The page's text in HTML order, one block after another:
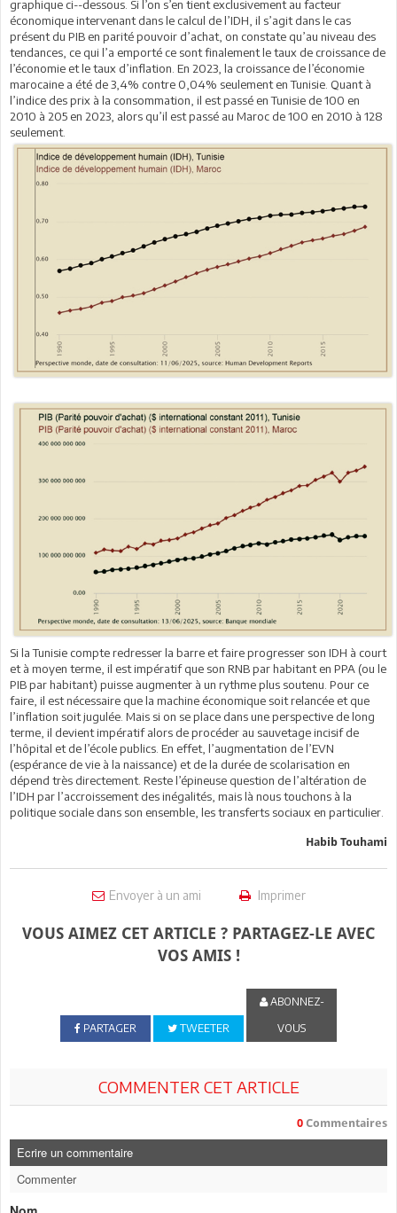
graphique ci--dessous. Si l’on s’en tient exclusivement au facteur
économique intervenant dans le calcul de l’IDH, il s’agit dans le cas
présent du PIB en parité pouvoir d’achat, on constate qu’au niveau des
tendances, ce qui l’a emporté ce sont finalement le taux de croissance de
l’économie et le taux d’inflation. En 2023, la croissance de l’économie
marocaine a été de 3,4% contre 0,04% seulement en Tunisie. Quant à
l’indice des prix à la consommation, il est passé en Tunisie de 100 en
2010 à 205 en 2023, alors qu’il est passé au Maroc de 100 en 2010 à 128
seulement.
Si la Tunisie compte redresser la barre et faire progresser son IDH à court
et à moyen terme, il est impératif que son RNB par habitant en PPA (ou le
PIB par habitant) puisse augmenter à un rythme plus soutenu. Pour ce
faire, il est nécessaire que la machine économique soit relancée et que
l’inflation soit jugulée. Mais si on se place dans une perspective de long
terme, il devient impératif alors de procéder au sauvetage incisif de
l’hôpital et de l’école publics. En effet, l’augmentation de l’EVN
(espérance de vie à la naissance) et de la durée de scolarisation en
dépend très directement. Reste l’épineuse question de l’altération de
l’IDH par l’accroissement des inégalités, mais là nous touchons à la
politique sociale dans son ensemble, les transferts sociaux en particulier.
Habib Touhami
Envoyer à un ami Imprimer
VOUS AIMEZ CET ARTICLE ? PARTAGEZ-LE AVEC
VOS AMIS !
PARTAGER TWEETER
ABONNEZ-
VOUS
COMMENTER CET ARTICLE
0 Commentaires
Ecrire un commentaire
Commenter